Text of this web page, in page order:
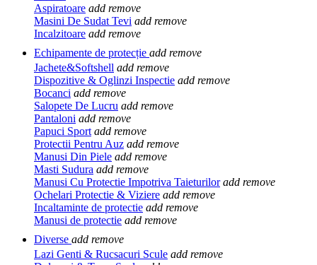
Aspiratoare add remove
Masini De Sudat Tevi add remove
Incalzitoare add remove
Echipamente de protecție add remove
Jachete&Softshell add remove
Dispozitive & Oglinzi Inspectie add remove
Bocanci add remove
Salopete De Lucru add remove
Pantaloni add remove
Papuci Sport add remove
Protectii Pentru Auz add remove
Manusi Din Piele add remove
Masti Sudura add remove
Manusi Cu Protectie Impotriva Taieturilor add remove
Ochelari Protectie & Viziere add remove
Incaltaminte de protectie add remove
Manusi de protectie add remove
Diverse add remove
Lazi Genti & Rucsacuri Scule add remove